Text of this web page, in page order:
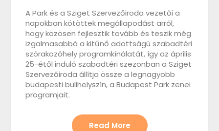
A Park és a Sziget Szervezőiroda vezetői a
napokban kötöttek megállapodást arról,
hogy közösen fejlesztik tovább és teszik még
izgalmasabbá a kitűnő adottságú szabadtéri
szórakozóhely programkínálatát, így az április
25-étől induló szabadtéri szezonban a Sziget
Szervezőiroda állítja össze a legnagyobb
budapesti bulihelyszín, a Budapest Park zenei
programjait.
Read More